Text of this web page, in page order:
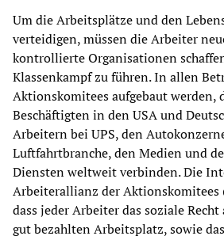
Um die Arbeitsplätze und den
verteidigen, müssen die Arbeiter
kontrollierte Organisationen
Klassenkampf zu führen. In allen
Aktionskomitees aufgebaut werden,
Beschäftigten in den USA und
Arbeitern bei UPS, den
Luftfahrtbranche, den Medien und
Diensten weltweit verbinden. Die
Arbeiterallianz der Aktionskomitees
dass jeder Arbeiter das soziale
gut bezahlten Arbeitsplatz, sowie